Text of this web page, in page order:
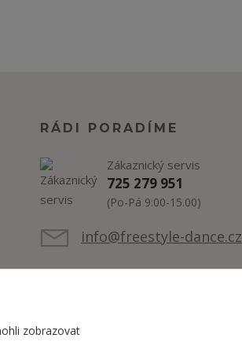
RÁDI PORADÍME
Zákaznický servis
725 279 951
(Po-Pá 9:00-15.00)
info@freestyle-dance.cz
zobrazovat